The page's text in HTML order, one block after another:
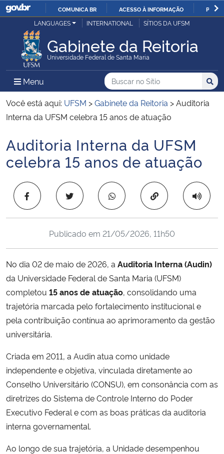
IR
O
COMUNICA BR ACESSO À INFORMAÇÃO
Ministério da Justiça e Segurança Pública
Ministério da Defesa
Ministério das Relações Exteriores
Ministério da Infraestrutura
Ministério da Educação
Ministério da Cidadania
Ministério da Ciência, Tecnologia, Inovações e Comunicações
Ministério do Meio Ambiente
Controladoria-Geral da União
Ministério da Mulher, da Família e dos Direitos Humanos
LANGUAGES INTERNATIONAL SÍTIOS DA UFSM
Gabinete da Reitoria
Universidade Federal de Santa Maria
Menu Menu Principal do Sítio
Busca
Buscar no no Sítio
Busca:
Você está aqui: UFSM >Gabinete da Reitoria >Auditoria
Interna da UFSM celebra 15 anos de atuação
Início do conteúdo
Auditoria Interna da UFSM
celebra 15 anos de atuação
Copiar para área
Publicado em 21/05/2026, 11h50
No dia 02 de maio de 2026, a Auditoria Interna (Audin)
da Universidade Federal de Santa Maria (UFSM)
completou 15 anos de atuação, consolidando uma
trajetória marcada pelo fortalecimento institucional e
pela contribuição contínua ao aprimoramento da gestão
universitária.
Criada em 2011, a Audin atua como unidade
independente e objetiva, vinculada diretamente ao
Conselho Universitário (CONSU), em consonância com as
diretrizes do Sistema de Controle Interno do Poder
Executivo Federal e com as boas práticas da auditoria
interna governamental.
Ao longo de sua trajetória, a Unidade desempenhou